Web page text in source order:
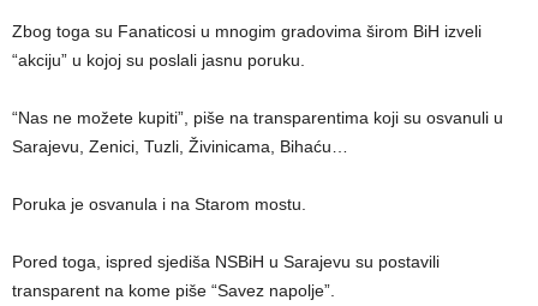
Zbog toga su Fanaticosi u mnogim gradovima širom BiH izveli
“akciju” u kojoj su poslali jasnu poruku.
“Nas ne možete kupiti”, piše na transparentima koji su osvanuli u
Sarajevu, Zenici, Tuzli, Živinicama, Bihaću…
Poruka je osvanula i na Starom mostu.
Pored toga, ispred sjediša NSBiH u Sarajevu su postavili
transparent na kome piše “Savez napolje”.